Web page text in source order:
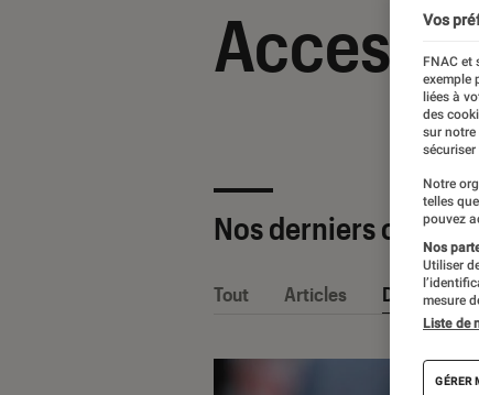
Nos derniers
Tout Articles Dossiers
Vos
FNAC et
exemple
liées à
des
sur notre
Notre
telles
pouvez
Nos
Utiliser
mesure
Liste de
GÉRER